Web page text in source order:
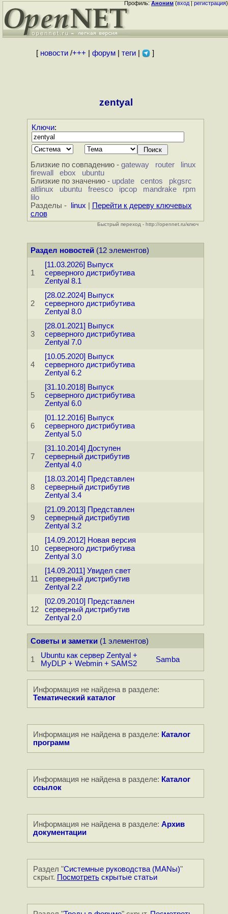
Профиль:Аноним(вход|регистрация)
[ новости/+++ форум| теги| ]
zentyal
Ключи:
Близкие по совпадению - gateway router
linux
firewall
ebox
ubuntu
Близкие по значению - update centos
pkgsrc
altlinux
ubuntu freesco ipcop mandrake
rpm
lilo
Разделы -
linux
Перейти к дереву ключевых
слов
Быстрый переход - http://opennet.ru/ключ
Раздел новостей(12 элементов)
1
[11.03.2026] Выпуск
серверного дистрибутива
Zentyal 8.1
2
[28.02.2024] Выпуск
серверного дистрибутива
Zentyal 8.0
3
[28.01.2021] Выпуск
серверного дистрибутива
Zentyal 7.0
4
[10.05.2020] Выпуск
серверного дистрибутива
Zentyal 6.2
5
[31.10.2018] Выпуск
серверного дистрибутива
Zentyal 6.0
6
[01.12.2016] Выпуск
серверного дистрибутива
Zentyal 5.0
7
[31.10.2014] Доступен
серверный дистрибутив
Zentyal 4.0
8
[18.03.2014] Представлен
серверный дистрибутив
Zentyal 3.4
9
[21.09.2013] Представлен
серверный дистрибутив
Zentyal 3.2
10
[14.09.2012] Новая версия
серверного дистрибутива
Zentyal 3.0
11
[14.09.2011] Увидел свет
серверный дистрибутив
Zentyal 2.2
12
[02.09.2010] Представлен
серверный дистрибутив
Zentyal 2.0
Советы и заметки(1 элементов)
1
Ubuntu как сервер Zentyal +
MyDLP + Webmin + SAMS2
Samba
Информация не найдена в разделе:
Тематический каталог
Информация не найдена в разделе: Каталог
программ
Информация не найдена в разделе: Каталог
ссылок
Информация не найдена в разделе: Архив
документации
Раздел "Системные руководства (MANы)"
скрыт. Посмотретьскрытые статьи